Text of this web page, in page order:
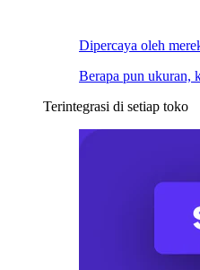
Dipercaya oleh
Berapa pun ukuran,
Terintegrasi di setiap toko